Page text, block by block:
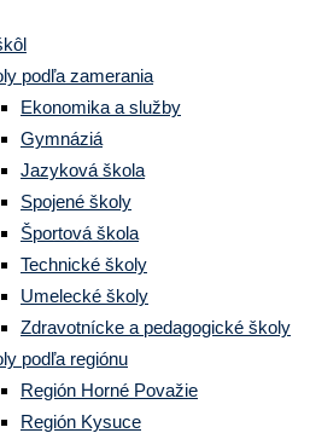
podľa zamerania
Ekonomika a služby
Gymnáziá
Jazyková škola
Spojené školy
Športová škola
Technické školy
Umelecké školy
Zdravotnícke a pedagogické školy
podľa regiónu
Región Horné Považie
Región Kysuce